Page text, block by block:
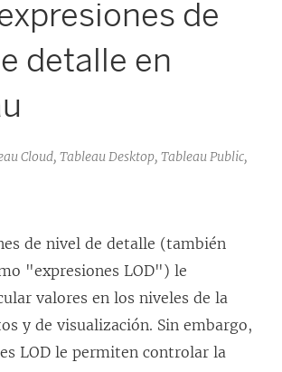
de
detalle en
Cloud, Tableau Desktop, Tableau Public,
de nivel de detalle (también
"expresiones LOD") le
valores en los niveles de la
y de visualización. Sin embargo,
LOD le permiten controlar la